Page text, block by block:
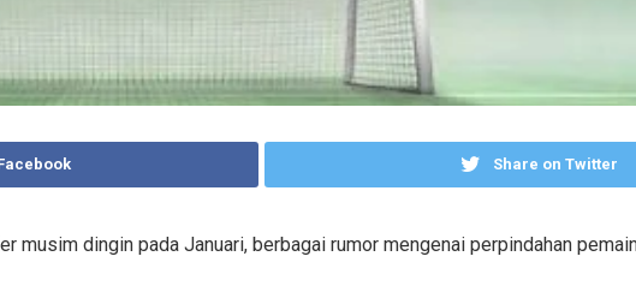
Share on Twitter
musim dingin pada Januari, berbagai rumor mengenai perpindahan